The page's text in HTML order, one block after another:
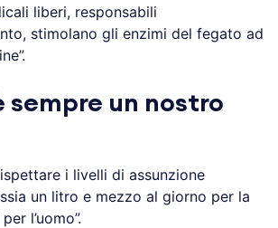
liberi, responsabili
stimolano gli enzimi del fegato ad
sempre un nostro
i livelli di assunzione
un litro e mezzo al giorno per la
l’uomo”.